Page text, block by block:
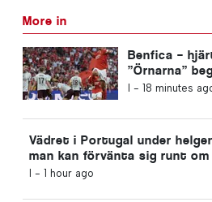
More in
Benfica –
”Örnarna”
Edinburgh
I - 18 minutes
Vädret i Portugal under
man kan förvänta sig runt
helgen
I - 1 hour ago